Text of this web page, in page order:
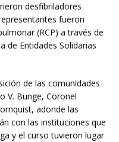
desfibriladores
fueron
(RCP) a través de
de Entidades Solidarias
de las comunidades
V. Bunge, Coronel
adonde las
con las instituciones que
y el curso tuvieron lugar